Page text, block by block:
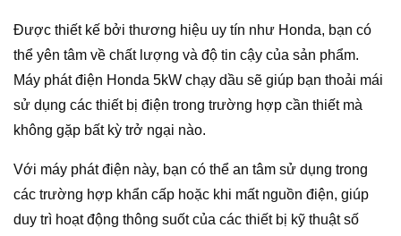
Được thiết kế bởi thương hiệu uy tín như Honda, bạn có
thể yên tâm về chất lượng và độ tin cậy của sản phẩm.
Máy phát điện Honda 5kW chạy dầu sẽ giúp bạn thoải mái
sử dụng các thiết bị điện trong trường hợp cần thiết mà
không gặp bất kỳ trở ngại nào.
Với máy phát điện này, bạn có thể an tâm sử dụng trong
các trường hợp khẩn cấp hoặc khi mất nguồn điện, giúp
duy trì hoạt động thông suốt của các thiết bị kỹ thuật số